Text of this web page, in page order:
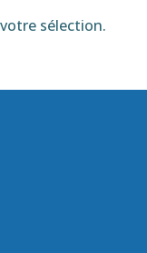
sélection.